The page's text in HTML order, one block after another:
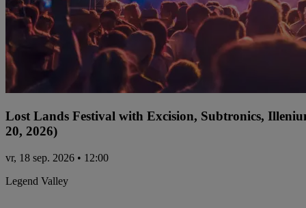
Lost Lands Festival with Excision, Subtronics,
20, 2026)
vr, 18 sep. 2026 • 12:00
Legend Valley